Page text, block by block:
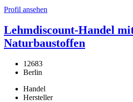
Profil ansehen
Lehmdiscount-Handel
Naturbaustoffen
12683
Berlin
Handel
Hersteller